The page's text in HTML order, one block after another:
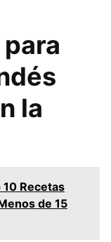
la
10 Recetas
de 15